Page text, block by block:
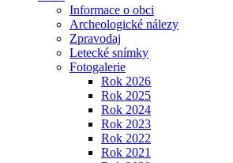
Informace o obci
Archeologické nálezy
Zpravodaj
Letecké snímky
Fotogalerie
Rok 2026
Rok 2025
Rok 2024
Rok 2023
Rok 2022
Rok 2021